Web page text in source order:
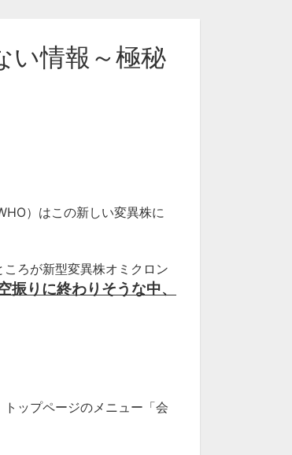
情報～極秘
）はこの新しい変異株に
ろが新型変異株オミクロン
振りに終わりそうな中、
ップページのメニュー「会